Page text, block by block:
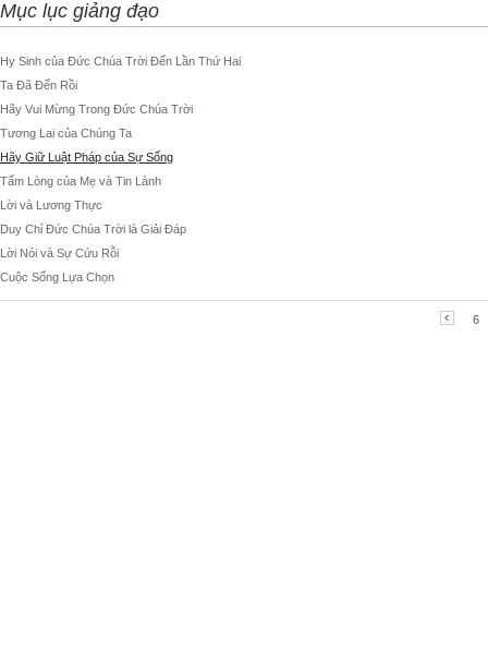
Mục lục giảng đạo
Hy Sinh của Đức Chúa Trời Đến Lần Thứ Hai
Ta Đã Đến Rồi
Hãy Vui Mừng Trong Đức Chúa Trời
Tương Lai của Chúng Ta
Hãy Giữ Luật Pháp của Sự Sống
Tấm Lòng của Mẹ và Tin Lành
Lời và Lương Thực
Duy Chỉ Đức Chúa Trời là Giải Đáp
Lời Nói và Sự Cứu Rỗi
Cuộc Sống Lựa Chọn
6